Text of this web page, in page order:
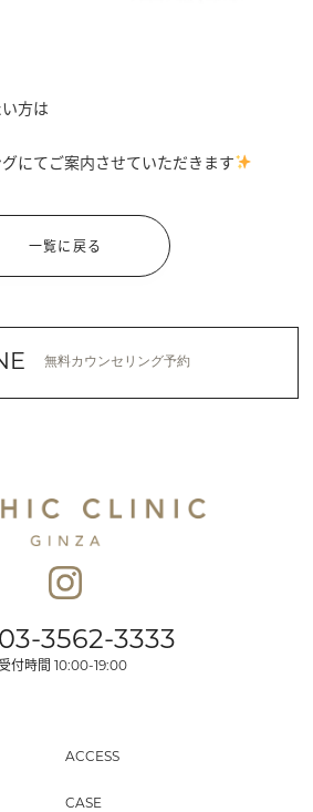
方は
にてご案内させていただきます
一覧に戻る
無料カウンセリング予約
03-3562-3333
付時間 10:00-19:00
ACCESS
CASE